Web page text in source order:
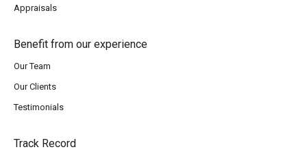
Appraisals
Benefit from our experience
Our Team
Our Clients
Testimonials
Track Record